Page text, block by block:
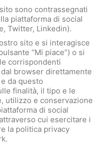
sono contrassegnati
piattaforma di social
Twitter, Linkedin).
sito e si interagisce
“Mi piace”) o si
corrispondenti
browser direttamente
da questo
finalità, il tipo e le
utilizzo e conservazione
di social
cui esercitare i
la politica privacy